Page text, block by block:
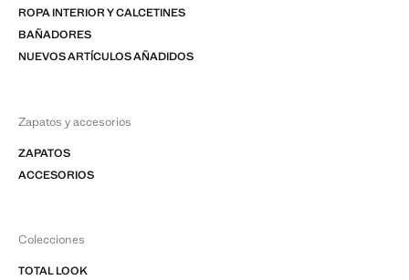
ROPA INTERIOR Y CALCETINES
BAÑADORES
NUEVOS ARTÍCULOS AÑADIDOS
Zapatos y accesorios
ZAPATOS
ACCESORIOS
Colecciones
TOTAL LOOK